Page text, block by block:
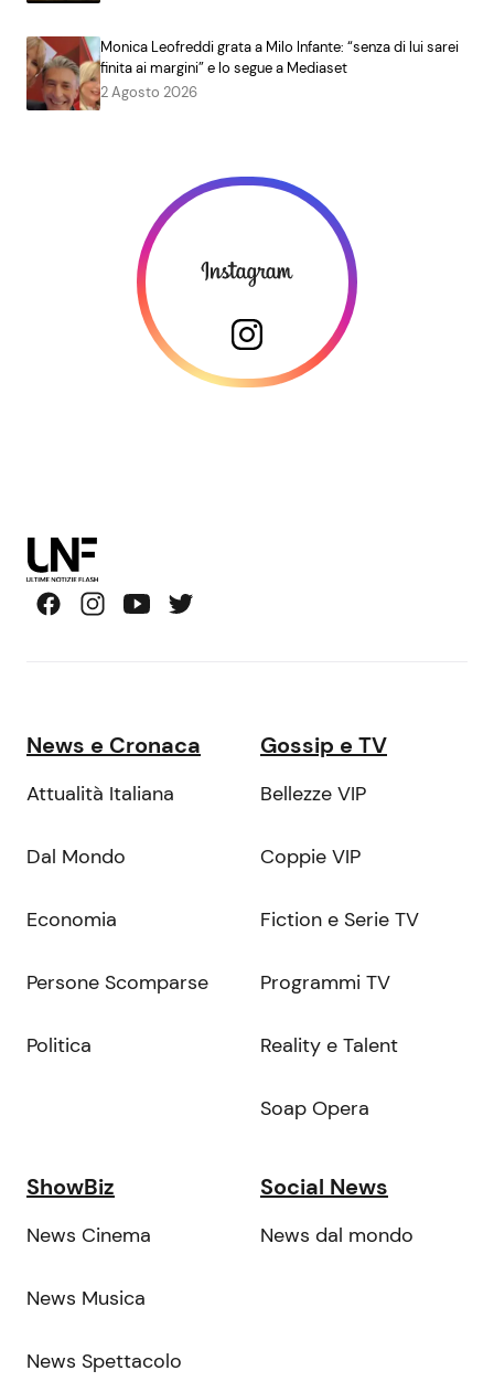
Monica Leofreddi grata a Milo Infante: “senza di lui sarei
finita ai margini” e lo segue a Mediaset
2 Agosto 2026
News e Cronaca
Attualità Italiana
Dal Mondo
Economia
Persone Scomparse
Politica
Gossip e TV
Bellezze VIP
Coppie VIP
Fiction e Serie TV
Programmi TV
Reality e Talent
Soap Opera
ShowBiz
News Cinema
News Musica
News Spettacolo
Social News
News dal mondo